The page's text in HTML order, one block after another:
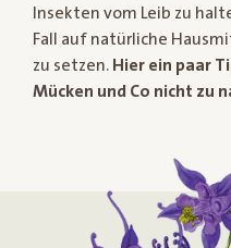
Insekten vom Leib zu
Fall auf natürliche
zu setzen. Hier ein paar
Mücken und Co nicht zu